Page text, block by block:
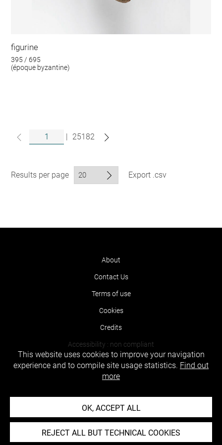
figurine
395 / 695
(époque byzantine)
| 25182
Results per page Export .csv
About
Contact Us
Terms of use
Cookies
Credits
Accessibility : non compliant
This website uses cookies to improve your navigation
experience and to compile site usage statistics. Find out
more
OK, ACCEPT ALL
REJECT ALL BUT TECHNICAL COOKIES